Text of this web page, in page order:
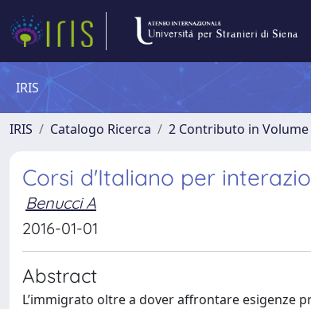
IRIS
IRIS Catalogo Ricerca 2 Contributo in Volume
Corsi d'Italiano per
Benucci A
2016-01-01
Abstract
L’immigrato oltre a dover affrontare esigenze